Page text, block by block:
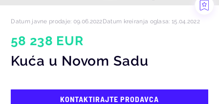
Datum javne prodaje: 09.06.2022Datum kreiranja oglasa: 15.04.2022
58 238 EUR
Kuća u Novom Sadu
KONTAKTIRAJTE PRODAVCA